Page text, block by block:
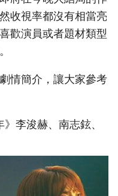
收視率都沒有相當亮
歡演員或者題材類型
情簡介，讓大家參考
李浚赫、南志鉉、